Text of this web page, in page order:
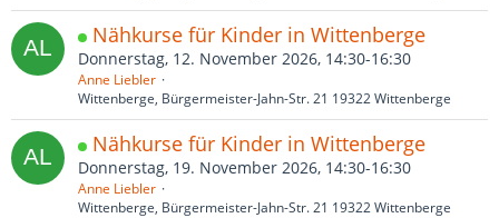
Nähkurse für Kinder in Wittenberge
Donnerstag, 12. November 2026, 14:30-16:30
Anne Liebler
Wittenberge, Bürgermeister-Jahn-Str. 21 19322 Wittenberge
Nähkurse für Kinder in Wittenberge
Donnerstag, 19. November 2026, 14:30-16:30
Anne Liebler
Wittenberge, Bürgermeister-Jahn-Str. 21 19322 Wittenberge